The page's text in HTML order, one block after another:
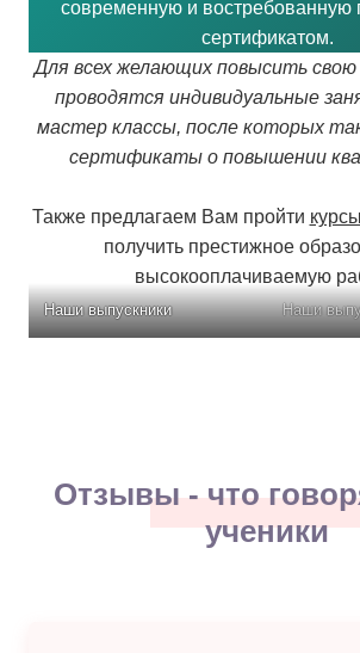
современную и востребованную
сертификатом.
Для всех желающих повысить
проводятся индивидуальные
мастер классы, после которых
сертификаты о повышении
Также предлагаем Вам пройти
получить престижное
высокооплачиваемую
Наши выпускники Наши
Наши выпускники
Отзывы - что
ученики